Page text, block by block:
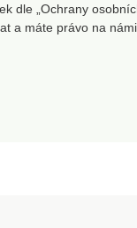
dle „Ochrany
a máte právo na